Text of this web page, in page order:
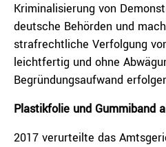
Kriminalisierung von
deutsche Behörden und
strafrechtliche Verfolgung
leichtfertig und ohne
Begründungsaufwand
Plastikfolie und Gummiband
2017 verurteilte das